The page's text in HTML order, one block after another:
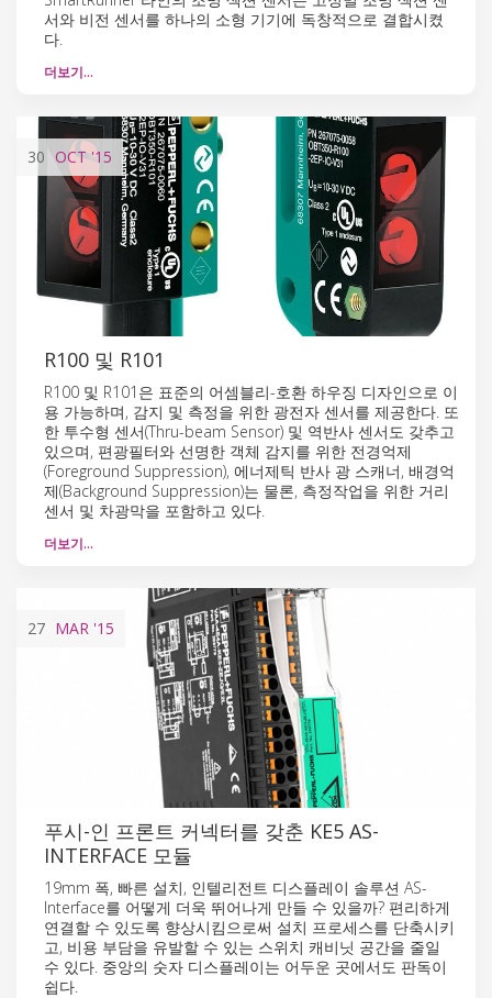
서와 비전 센서를 하나의 소형 기기에 독창적으로 결합시켰
다.
더보기…
30 OCT'15
R100 및 R101
R100 및 R101은 표준의 어셈블리-호환 하우징 디자인으로 이
용 가능하며, 감지 및 측정을 위한 광전자 센서를 제공한다. 또
한 투수형 센서(Thru-beam Sensor) 및 역반사 센서도 갖추고
있으며, 편광필터와 선명한 객체 감지를 위한 전경억제
(Foreground Suppression), 에너제틱 반사 광 스캐너, 배경억
제(Background Suppression)는 물론, 측정작업을 위한 거리
센서 및 차광막을 포함하고 있다.
더보기…
27 MAR '15
푸시-인 프론트 커넥터를 갖춘 KE5 AS-
INTERFACE 모듈
19mm 폭, 빠른 설치, 인텔리전트 디스플레이 솔루션 AS-
Interface를 어떻게 더욱 뛰어나게 만들 수 있을까? 편리하게
연결할 수 있도록 향상시킴으로써 설치 프로세스를 단축시키
고, 비용 부담을 유발할 수 있는 스위치 캐비닛 공간을 줄일
수 있다. 중앙의 숫자 디스플레이는 어두운 곳에서도 판독이
쉽다.